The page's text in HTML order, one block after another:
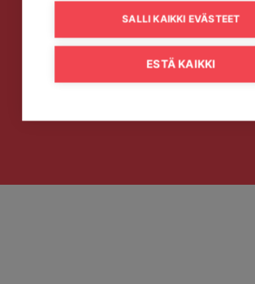
SALLI KAIKKI EVÄSTEET
ESTÄ KAIKKI